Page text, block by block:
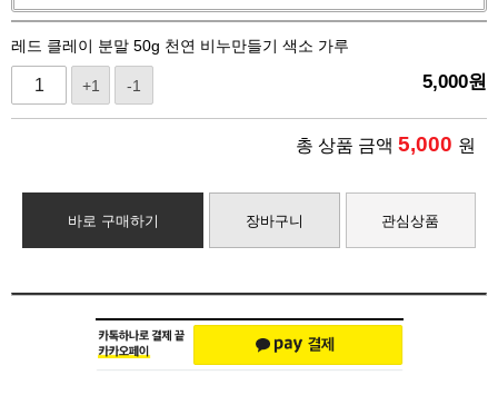
레드 클레이 분말 50g 천연 비누만들기 색소 가루
+1 -1 5,000원
총 상품 금액 5,000 원
바로 구매하기 장바구니 관심상품